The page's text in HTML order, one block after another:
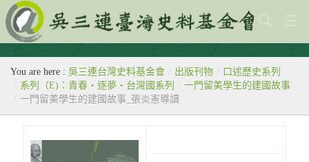
關於本會
歷史教室
專題
出版刊物
You are here : 吳三連台灣史料基金會 / 出版刊物 / 口述歷史系列
/ 系列（E)：青春‧逐夢‧台灣國系列 / 一門留美學生的建國故事
/ 一門留美學生的建國故事_張炎憲導讀